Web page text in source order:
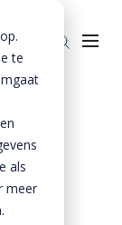
te
als
meer